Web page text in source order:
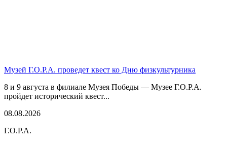
Музей Г.О.Р.А. проведет квест ко Дню физкультурника
8 и 9 августа в филиале Музея Победы — Музее Г.О.Р.А.
пройдет исторический квест...
08.08.2026
Г.О.Р.А.